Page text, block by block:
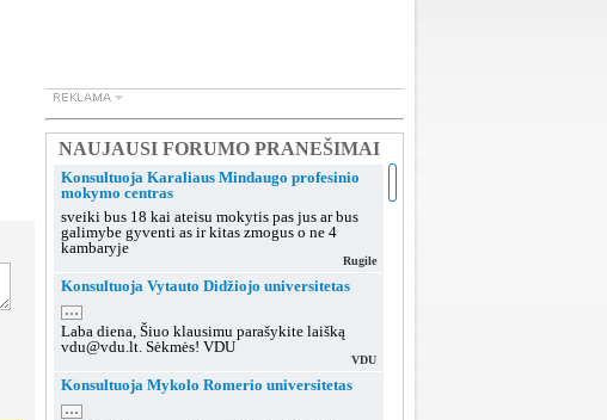
Konsultuoja Karaliaus Mindaugo profesinio
mokymo centras
sveiki bus 18 kai ateisu mokytis pas jus ar bus
galimybe gyventi as ir kitas zmogus o ne 4
kambaryje
Rugile
Konsultuoja Vytauto Didžiojo universitetas
...
Laba diena, Šiuo klausimu parašykite laišką
vdu@vdu.lt. Sėkmės! VDU
VDU
Konsultuoja Mykolo Romerio universitetas
...
NAUJAUSI FORUMO PRANEŠIMAI